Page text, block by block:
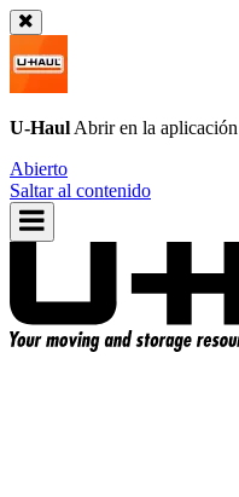
U-Haul Abrir en la
Abierto
Saltar al contenido